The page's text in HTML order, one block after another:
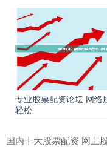
专业股票配资论坛 网络
轻松
国内十大股票配资 网上